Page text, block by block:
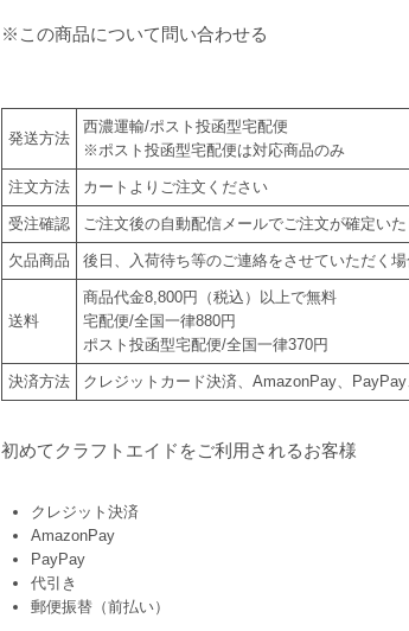
※この商品について問い合わせる
発送方法
西濃運輸/ポスト投函型宅配便
※ポスト投函型宅配便は対応商品のみ
注文方法 カートよりご注文ください
受注確認 ご注文後の自動配信メールでご注文が確定い
欠品商品 後日、入荷待ち等のご連絡をさせてい
送料
商品代金8,800円（税込）以上で無料
宅配便/全国一律880円
ポスト投函型宅配便/全国一律370円
決済方法 クレジットカード決済、AmazonPay、
初めてクラフトエイドをご利用されるお客様
クレジット決済
AmazonPay
PayPay
代引き
郵便振替（前払い）